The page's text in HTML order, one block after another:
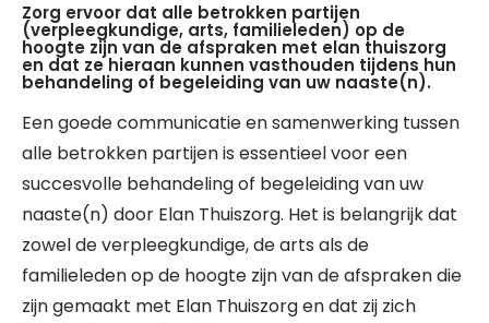
Zorg ervoor dat alle betrokken partijen
(verpleegkundige, arts, familieleden) op de
hoogte zijn van de afspraken met elan thuiszorg
en dat ze hieraan kunnen vasthouden tijdens hun
behandeling of begeleiding van uw naaste(n).
Een goede communicatie en samenwerking tussen
alle betrokken partijen is essentieel voor een
succesvolle behandeling of begeleiding van uw
naaste(n) door Elan Thuiszorg. Het is belangrijk dat
zowel de verpleegkundige, de arts als de
familieleden op de hoogte zijn van de afspraken die
zijn gemaakt met Elan Thuiszorg en dat zij zich